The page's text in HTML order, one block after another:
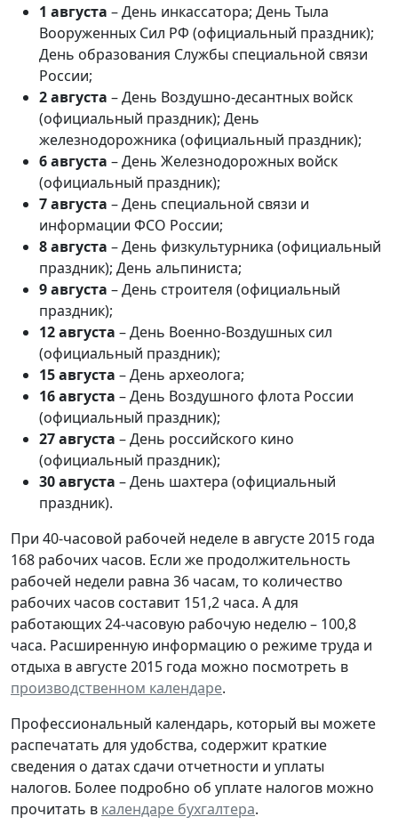
1 августа – День инкассатора; День Тыла
Вооруженных Сил РФ (официальный праздник);
День образования Службы специальной связи
России;
2 августа – День Воздушно-десантных войск
(официальный праздник); День
железнодорожника (официальный праздник);
6 августа – День Железнодорожных войск
(официальный праздник);
7 августа – День специальной связи и
информации ФСО России;
8 августа – День физкультурника (официальный
праздник); День альпиниста;
9 августа – День строителя (официальный
праздник);
12 августа – День Военно-Воздушных сил
(официальный праздник);
15 августа – День археолога;
16 августа – День Воздушного флота России
(официальный праздник);
27 августа – День российского кино
(официальный праздник);
30 августа – День шахтера (официальный
праздник).
При 40-часовой рабочей неделе в августе 2015 года
168 рабочих часов. Если же продолжительность
рабочей недели равна 36 часам, то количество
рабочих часов составит 151,2 часа. А для
работающих 24-часовую рабочую неделю – 100,8
часа. Расширенную информацию о режиме труда и
отдыха в августе 2015 года можно посмотреть в
производственном календаре.
Профессиональный календарь, который вы можете
распечатать для удобства, содержит краткие
сведения о датах сдачи отчетности и уплаты
налогов. Более подробно об уплате налогов можно
прочитать в календаре бухгалтера.